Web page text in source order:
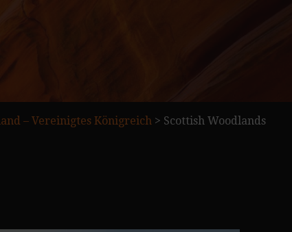
– Vereinigtes Königreich > Scottish Woodlands